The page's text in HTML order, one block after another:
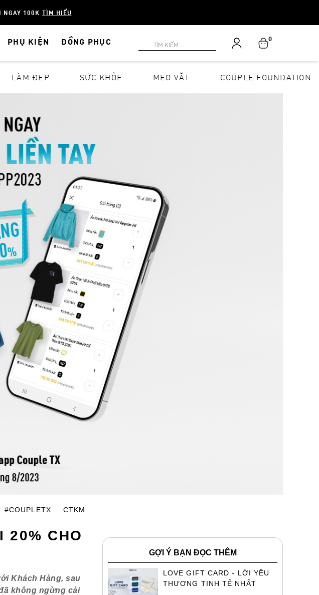
NGAY 100K TÌM HIỂU
PHỤ KIỆN ĐỒNG PHỤC 0
LÀM ĐẸP SỨC KHỎE MẸO VẶT COUPLE FOUNDATION
#COUPLETX CTKM
20% CHO
Khách Hàng, sau
không ngừng cải
GỢI Ý BẠN ĐỌC THÊM
LOVE GIFT CARD - LỜI YÊU
THƯƠNG TINH TẾ NHẤT